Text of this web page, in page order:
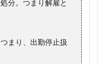
分。つまり解雇と
まり、出勤停止扱